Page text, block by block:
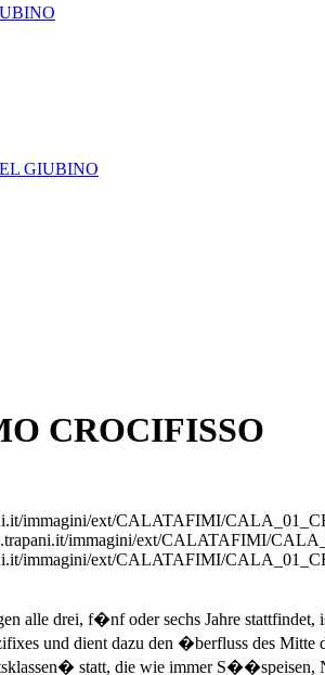
GIUBINO
CROCIFISSO
immagini/ext/CALATAFIMI/
immagini/ext/CALATAFIMI/
immagini/ext/CALATAFIMI/
alle drei, f�nf oder sechs Jahre
und dient dazu den �berfluss des
statt, die wie immer